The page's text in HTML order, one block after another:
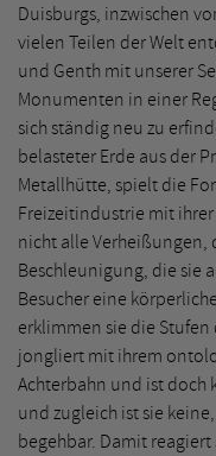
Duisburgs, inzwischen
vielen Teilen der Welt
und Genth mit unserer
Monumenten in einer
sich ständig neu zu
belasteter Erde aus der
Metallhütte, spielt die
Freizeitindustrie mit
nicht alle Verheißungen,
Beschleunigung, die sie
Besucher eine
erklimmen sie die
jongliert mit ihrem
Achterbahn und ist doch
und zugleich ist sie
begehbar. Damit